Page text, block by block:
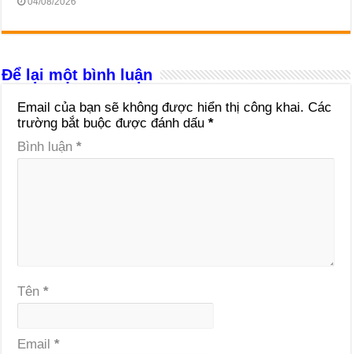
Để lại một bình luận
Email của bạn sẽ không được hiển thị công khai. Các
trường bắt buộc được đánh dấu*
Bình luận*
Tên*
Email*